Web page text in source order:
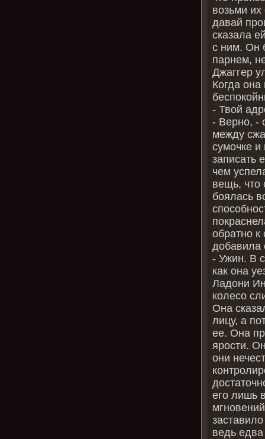
возьми их
давай
сказала
с ним. Он
парнем,
Джаггер
Когда она
- Твой
- Верно, -
между
сумочке и
записать
чем
вещь, что
боялась
обратно
добавила
- Ужин. В
как она
Ладони
колесо
Она
лицу, а
ее. Она
ярости.
они
его лишь
ведь